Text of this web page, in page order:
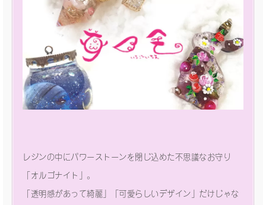
レジンの中にパワーストーンを閉じ込めた不思議なお守り
「オルゴナイト」。
「透明感があって綺麗」「可愛らしいデザイン」だけじゃな